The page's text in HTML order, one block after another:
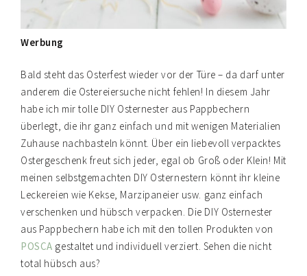
Werbung
Bald steht das Osterfest wieder vor der Türe – da darf unter
anderem die Ostereiersuche nicht fehlen! In diesem Jahr
habe ich mir tolle DIY Osternester aus Pappbechern
überlegt, die ihr ganz einfach und mit wenigen Materialien
Zuhause nachbasteln könnt. Über ein liebevoll verpacktes
Ostergeschenk freut sich jeder, egal ob Groß oder Klein! Mit
meinen selbstgemachten DIY Osternestern könnt ihr kleine
Leckereien wie Kekse, Marzipaneier usw. ganz einfach
verschenken und hübsch verpacken. Die DIY Osternester
aus Pappbechern habe ich mit den tollen Produkten von
POSCA gestaltet und individuell verziert. Sehen die nicht
total hübsch aus?